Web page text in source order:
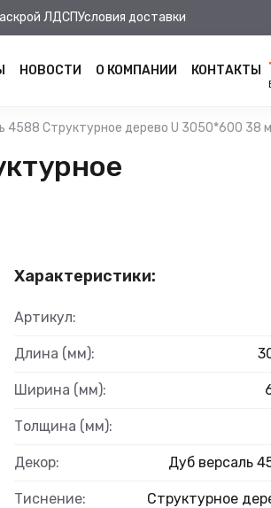
ЛДСПУсловия доставки
НОВОСТИ О КОМПАНИИ КОНТАКТЫ
4588 Структурное дерево U 3050*600 38
Характеристики:
Артикул:
Длина (мм):
Ширина (мм):
Толщина (мм):
Декор: Дуб версаль
Тиснение: Структурное